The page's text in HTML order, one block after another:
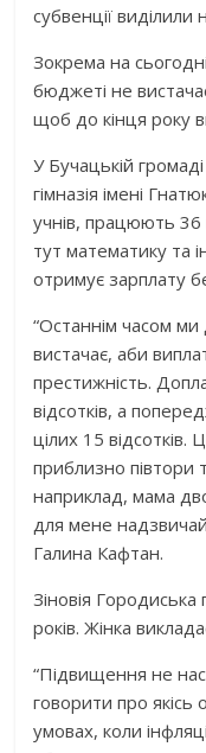
субвенції виділили
Зокрема на
бюджеті не
щоб до кінця року
У Бучацькій
гімназія імені
учнів, працюють 36
тут математику та
отримує зарплату
“Останнім часом ми
вистачає, аби
престижність.
відсотків, а
цілих 15
приблизно півтори
наприклад, мама
для мене
Галина Кафтан.
Зіновія Городиська
років. Жінка
“Підвищення не
говорити про якісь
умовах, коли